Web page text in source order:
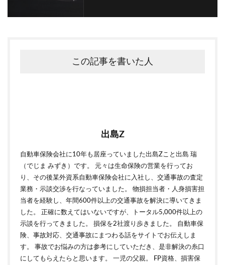
この記事を書いた人
出島Z
自動車保険会社に10年も居座っていました出島Zこと出島 瑞
（でじま みずき）です。 元々は生命保険の営業を行ってお
り、その後某外資系自動車保険会社に入社し、交通事故の査定
業務・示談交渉を行なっていました。 物損担当者・人身損害担
当者を経験し、年間600件以上の交通事故を解決に導いてきま
した。 正確に数えてはいないですが、トータル5,000件以上の
示談を行ってきました。 損保を2社渡り歩きました。 自動車保
険、事故対応、交通事故にまつわる話をサイトでお伝えしま
す。 事故でお悩みの方は参考にしていただき、是非解決の糸口
にしてもらえたらと思います。 一児の父親。 FP資格、損害保